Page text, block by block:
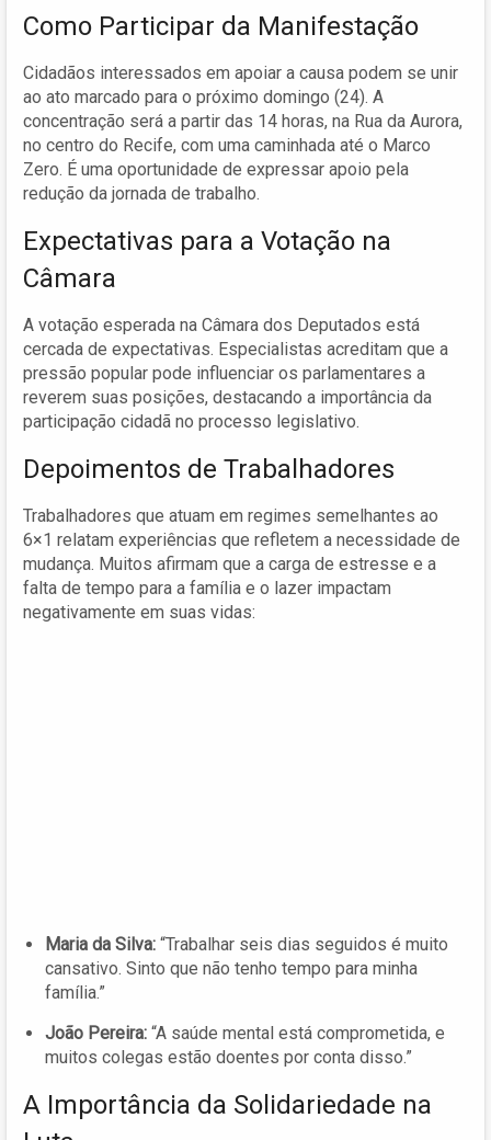
Como Participar da Manifestação
Cidadãos interessados em apoiar a causa podem se unir
ao ato marcado para o próximo domingo (24). A
concentração será a partir das 14 horas, na Rua da Aurora,
no centro do Recife, com uma caminhada até o Marco
Zero. É uma oportunidade de expressar apoio pela
redução da jornada de trabalho.
Expectativas para a Votação na
Câmara
A votação esperada na Câmara dos Deputados está
cercada de expectativas. Especialistas acreditam que a
pressão popular pode influenciar os parlamentares a
reverem suas posições, destacando a importância da
participação cidadã no processo legislativo.
Depoimentos de Trabalhadores
Trabalhadores que atuam em regimes semelhantes ao
6×1 relatam experiências que refletem a necessidade de
mudança. Muitos afirmam que a carga de estresse e a
falta de tempo para a família e o lazer impactam
negativamente em suas vidas:
Maria da Silva: “Trabalhar seis dias seguidos é muito
cansativo. Sinto que não tenho tempo para minha
família.”
João Pereira: “A saúde mental está comprometida, e
muitos colegas estão doentes por conta disso.”
A Importância da Solidariedade na